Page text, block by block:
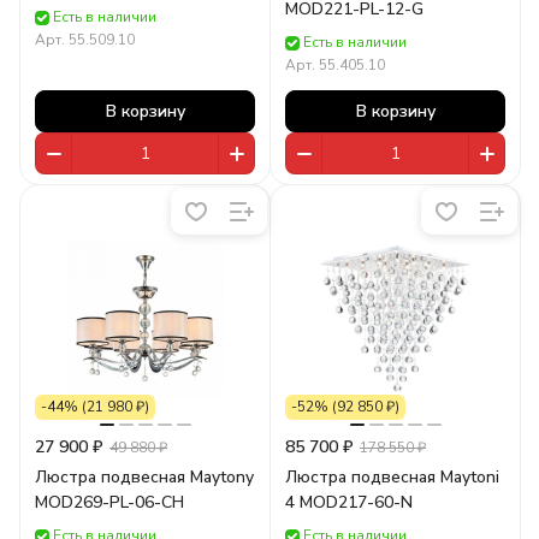
Есть в наличии
Арт. 55.509.10
В корзину
MOD221-PL-12-G
Есть в наличии
Арт. 55.405.10
В корзину
-44% (21 980 ₽)
27 900 ₽ 49 880 ₽
Люстра подвесная Maytony
MOD269-PL-06-CH
-52% (92 850 ₽)
85 700 ₽ 178 550 ₽
Люстра подвесная Maytoni
4 MOD217-60-N